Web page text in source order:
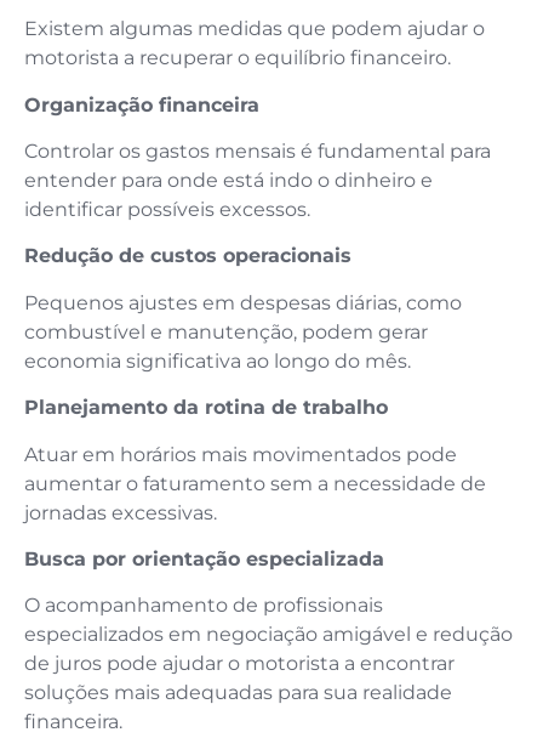
Existem algumas medidas que podem ajudar o
motorista a recuperar o equilíbrio financeiro.
Organização financeira
Controlar os gastos mensais é fundamental para
entender para onde está indo o dinheiro e
identificar possíveis excessos.
Redução de custos operacionais
Pequenos ajustes em despesas diárias, como
combustível e manutenção, podem gerar
economia significativa ao longo do mês.
Planejamento da rotina de trabalho
Atuar em horários mais movimentados pode
aumentar o faturamento sem a necessidade de
jornadas excessivas.
Busca por orientação especializada
O acompanhamento de profissionais
especializados em negociação amigável e redução
de juros pode ajudar o motorista a encontrar
soluções mais adequadas para sua realidade
financeira.